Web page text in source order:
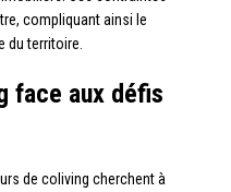
compliquant ainsi le
du territoire.
face aux défis
de coliving cherchent à